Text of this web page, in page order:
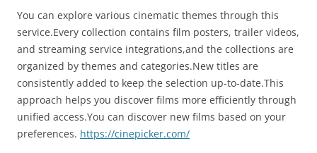
You can explore various cinematic themes through this
service.Every collection contains film posters, trailer videos,
and streaming service integrations,and the collections are
organized by themes and categories.New titles are
consistently added to keep the selection up-to-date.This
approach helps you discover films more efficiently through
unified access.You can discover new films based on your
preferences. https://cinepicker.com/